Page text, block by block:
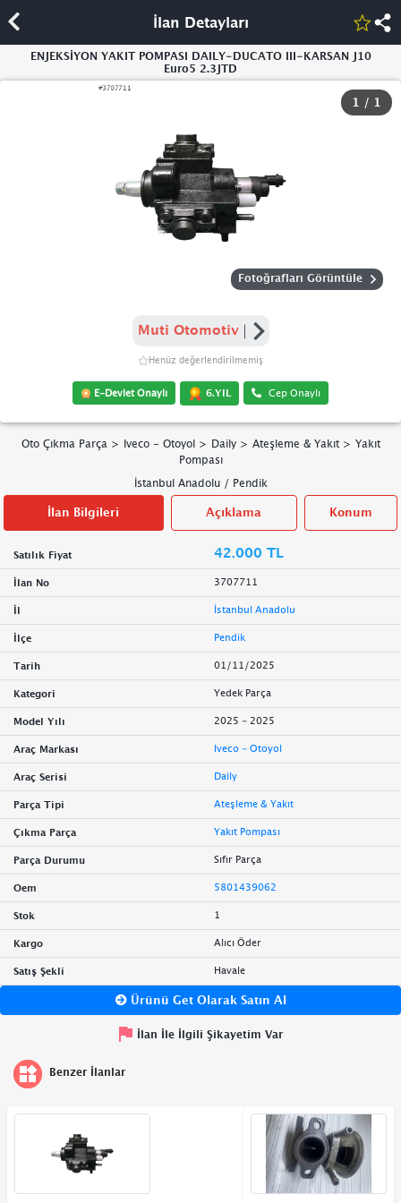
İlan Detayları
ENJEKSİYON YAKIT POMPASI DAILY-DUCATO III-KARSAN J10
Euro5 2.3JTD
1 / 1
Fotoğrafları Görüntüle
Muti Otomotiv
Henüz değerlendirilmemiş
E-Devlet Onaylı 6.YIL Cep Onaylı
Oto Çıkma Parça > Iveco - Otoyol> Daily> Ateşleme & Yakıt> Yakıt
Pompası
İstanbul Anadolu/ Pendik
İlan Bilgileri Açıklama Konum
Satılık Fiyat 42.000 TL
İlan No 3707711
İl İstanbul Anadolu
İlçe Pendik
Tarih 01/11/2025
Kategori Yedek Parça
Model Yılı 2025 - 2025
Araç Markası Iveco - Otoyol
Araç Serisi Daily
Parça Tipi Ateşleme & Yakıt
Çıkma Parça Yakıt Pompası
Parça Durumu Sıfır Parça
Oem 5801439062
Stok 1
Kargo Alıcı Öder
Satış Şekli Havale
Ürünü Get Olarak Satın Al
İlan İle İlgili Şikayetim Var
Benzer İlanlar